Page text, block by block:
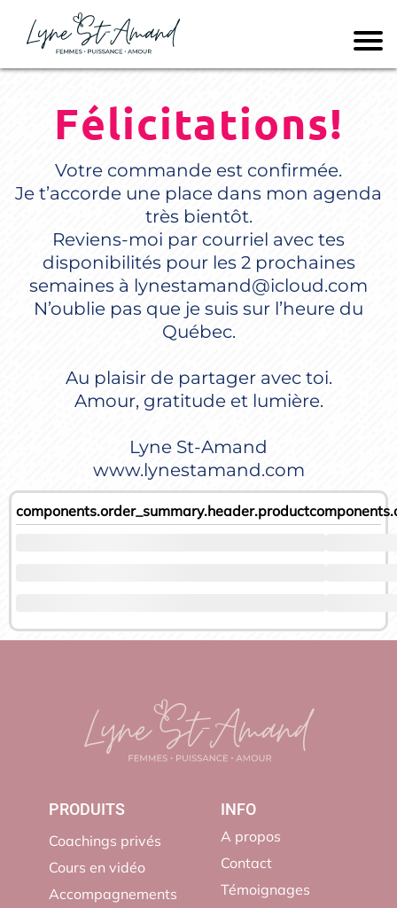
Félicitations!
Votre commande est confirmée.
Je t’accorde une place dans mon agenda
très bientôt.
Reviens-moi par courriel avec tes
disponibilités pour les 2 prochaines
semaines à lynestamand@icloud.com
N’oublie pas que je suis sur l’heure du
Québec.
Au plaisir de partager avec toi.
Amour, gratitude et lumière.
Lyne St-Amand
www.lynestamand.com
components.order_summary.header.product
PRODUITS
Coachings privés
Cours en vidéo
Accompagnements
INFO
A propos
Contact
Témoignages